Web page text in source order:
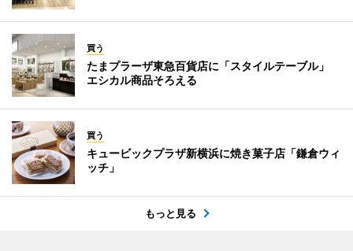
買う
たまプラーザ東急百貨店に「スタイルテーブル」
エシカル商品そろえる
買う
キュービックプラザ新横浜に焼き菓子店「鎌倉ウィ
ッチ」
もっと見る